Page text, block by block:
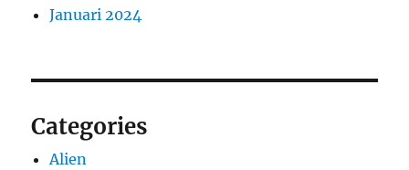
Januari 2024
Categories
Alien